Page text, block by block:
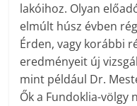
lakóihoz. Olyan
elmúlt húsz évben
Érden, vagy korábbi
eredményeit új
mint például Dr.
Ők a Fundoklia-völgy